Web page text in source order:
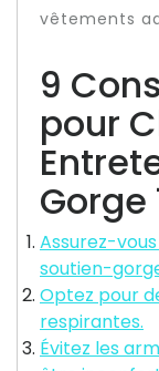
vêtements
9
pour
Gorge
Assurez-
soutien-
Optez pour
respirantes.
Évitez les